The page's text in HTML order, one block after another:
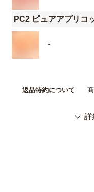
PC2 ピュアアプリコ
-
返品特約について
詳